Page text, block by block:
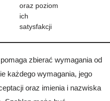
oraz poziom
ich
satysfakcji
zbierać wymagania od
każdego wymagania, jego
oraz imienia i nazwiska